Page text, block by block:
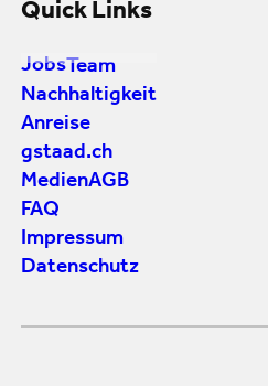
Quick Links
Jobs Team
Nachhaltigkeit
Anreise
gstaad.ch
MedienAGB
FAQ
Impressum
Datenschutz